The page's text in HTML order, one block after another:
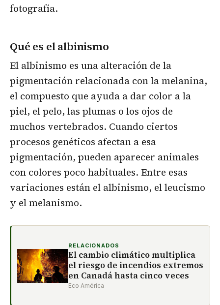
fotografía.
Qué es el albinismo
El albinismo es una alteración de la
pigmentación relacionada con la melanina,
el compuesto que ayuda a dar color a la
piel, el pelo, las plumas o los ojos de
muchos vertebrados. Cuando ciertos
procesos genéticos afectan a esa
pigmentación, pueden aparecer animales
con colores poco habituales. Entre esas
variaciones están el albinismo, el leucismo
y el melanismo.
RELACIONADOS
El cambio climático multiplica
el riesgo de incendios extremos
en Canadá hasta cinco veces
Eco América